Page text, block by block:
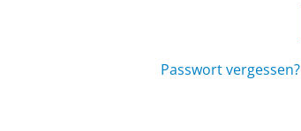
Passwort vergessen?